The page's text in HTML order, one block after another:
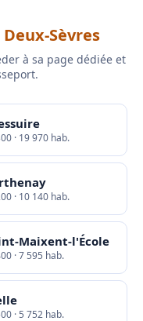
Sèvres
à sa page dédiée et
· 19 970 hab.
· 10 140 hab.
Maixent-l'École
· 7 595 hab.
· 5 752 hab.